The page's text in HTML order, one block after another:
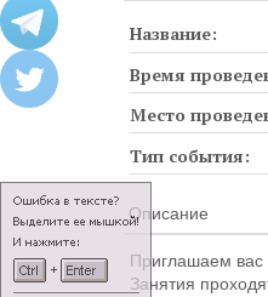
Название:
Время
Место
Тип события:
Описание
Приглашаем вас
Занятия